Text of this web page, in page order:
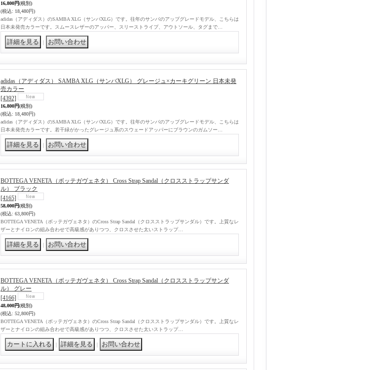
16,800円(税別)
(税込: 18,480円)
adidas（アディダス）のSAMBA XLG（サンバXLG）です。往年のサンバのアップグレードモデル、こちらは
日本未発売カラーです。スムースレザーのアッパー、スリーストライプ、アウトソール、タグまで…
adidas（アディダス） SAMBA XLG（サンバXLG） グレージュ×カーキグリーン 日本未発
売カラー
[4392]
16,800円(税別)
(税込: 18,480円)
adidas（アディダス）のSAMBA XLG（サンバXLG）です。往年のサンバのアップグレードモデル、こちらは
日本未発売カラーです。若干緑がかったグレージュ系のスウェードアッパーにブラウンのガムソー…
BOTTEGA VENETA（ボッテガヴェネタ） Cross Strap Sandal（クロスストラップサンダ
ル） ブラック
[4165]
58,000円(税別)
(税込: 63,800円)
BOTTEGA VENETA（ボッテガヴェネタ）のCross Strap Sandal（クロスストラップサンダル）です。上質なレ
ザーとナイロンの組み合わせで高級感がありつつ、クロスさせた太いストラップ…
BOTTEGA VENETA（ボッテガヴェネタ） Cross Strap Sandal（クロスストラップサンダ
ル） グレー
[4166]
48,000円(税別)
(税込: 52,800円)
BOTTEGA VENETA（ボッテガヴェネタ）のCross Strap Sandal（クロスストラップサンダル）です。上質なレ
ザーとナイロンの組み合わせで高級感がありつつ、クロスさせた太いストラップ…